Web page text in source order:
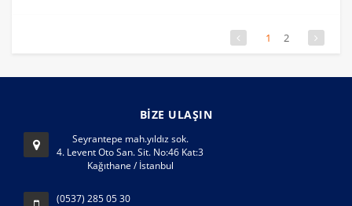
1 2
BİZE ULAŞIN
Seyrantepe mah.yıldız sok.
4. Levent Oto San. Sit. No:46 Kat:3
Kağıthane / İstanbul
(0537) 285 05 30